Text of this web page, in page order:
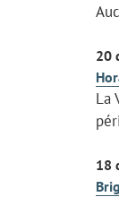
20
La
18